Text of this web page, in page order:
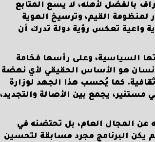
بالفضل لأهله، لا يسع المتابع
لمنظومة القيم، وترسيخ الهوية
واعية تعكس رؤية دولة تدرك أن
السياسية، وعلى رأسها فخامة
هو الأساس الحقيقي لأي نهضة
ثقافية. كما يُحسب هذا الجهد لوزارة
يجمع بين الأصالة والتجديد،
عن المجال العام، بل تحتضنه في
يكن البرنامج مجرد مسابقة لتحسين